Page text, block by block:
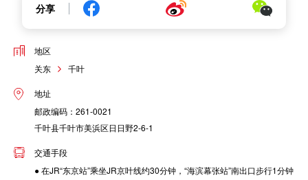
分享
地区
关东
千叶
地址
邮政编码：261-0021
千叶县千叶市美浜区日日野2-6-1
交通手段
● 在JR“东京站”乘坐JR京叶线约30分钟，“海滨幕张站”南出口步行1分钟